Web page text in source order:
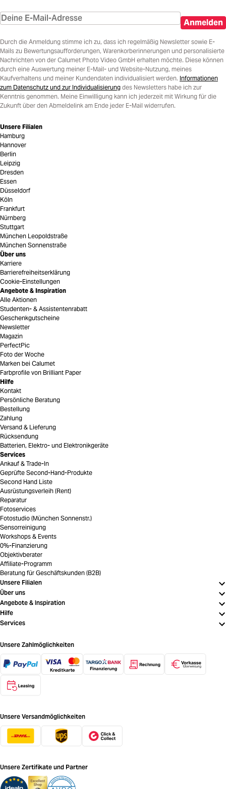
Anmelden
Durch die Anmeldung stimme ich zu, dass ich regelmäßig Newsletter sowie E-
Mails zu Bewertungsaufforderungen, Warenkorberinnerungen und personalisierte
Nachrichten von der Calumet Photo Video GmbH erhalten möchte. Diese können
durch eine Auswertung meiner E-Mail- und Website-Nutzung, meines
Kaufverhaltens und meiner Kundendaten individualisiert werden. Informationen
zum Datenschutz und zur Individualisierung des Newsletters habe ich zur
Kenntnis genommen. Meine Einwilligung kann ich jederzeit mit Wirkung für die
Zukunft über den Abmeldelink am Ende jeder E-Mail widerrufen.
Unsere Filialen
Hamburg
Hannover
Berlin
Leipzig
Dresden
Essen
Düsseldorf
Köln
Frankfurt
Nürnberg
Stuttgart
München Leopoldstraße
München Sonnenstraße
Über uns
Karriere
Barrierefreiheitserklärung
Cookie-Einstellungen
Angebote & Inspiration
Alle Aktionen
Studenten- & Assistentenrabatt
Geschenkgutscheine
Newsletter
Magazin
PerfectPic
Foto der Woche
Marken bei Calumet
Farbprofile von Brilliant Paper
Hilfe
Kontakt
Persönliche Beratung
Bestellung
Zahlung
Versand & Lieferung
Rücksendung
Batterien, Elektro- und Elektronikgeräte
Services
Ankauf & Trade-In
Geprüfte Second-Hand-Produkte
Second Hand Liste
Ausrüstungsverleih (Rent)
Reparatur
Fotoservices
Fotostudio (München Sonnenstr.)
Sensorreinigung
Workshops & Events
0%-Finanzierung
Objektivberater
Affiliate-Programm
Beratung für Geschäftskunden (B2B)
Unsere Filialen
Über uns
Angebote & Inspiration
Hilfe
Services
Unsere Zahlmöglichkeiten
Unsere Versandmöglichkeiten
Unsere Zertifikate und Partner